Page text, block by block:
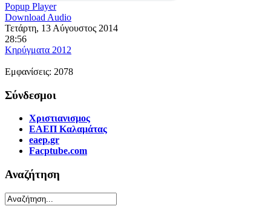
Popup Player
Download Audio
Τετάρτη, 13 Αύγουστος 2014
28:56
Κηρύγματα 2012
Εμφανίσεις: 2078
Σύνδεσμοι
Χριστιανισμος
ΕΑΕΠ Καλαμάτας
eaep.gr
Facptube.com
Αναζήτηση